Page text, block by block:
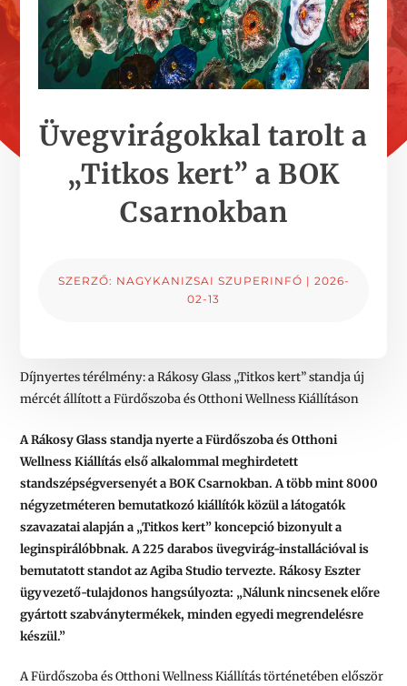
Üvegvirágokkal tarolt a
„Titkos kert” a BOK
Csarnokban
SZERZŐ: NAGYKANIZSAI SZUPERINFÓ | 2026-
02-13
Díjnyertes térélmény: a Rákosy Glass „Titkos kert” standja új
mércét állított a Fürdőszoba és Otthoni Wellness Kiállításon
A Rákosy Glass standja nyerte a Fürdőszoba és Otthoni
Wellness Kiállítás első alkalommal meghirdetett
standszépségversenyét a BOK Csarnokban. A több mint 8000
négyzetméteren bemutatkozó kiállítók közül a látogatók
szavazatai alapján a „Titkos kert” koncepció bizonyult a
leginspirálóbbnak. A 225 darabos üvegvirág-installációval is
bemutatott standot az Agiba Studio tervezte. Rákosy Eszter
ügyvezető-tulajdonos hangsúlyozta: „Nálunk nincsenek előre
gyártott szabványtermékek, minden egyedi megrendelésre
készül.”
A Fürdőszoba és Otthoni Wellness Kiállítás történetében először